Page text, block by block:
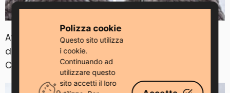
Attacca le orecchie sulla testa a sinistra e a
destra a 3 file di maglie dal centro della testa.
Cuci le orecchie sulla testa.
Polizza cookie
Questo sito utilizza
i cookie.
Continuando ad
utilizzare questo
sito accetti il ​​loro